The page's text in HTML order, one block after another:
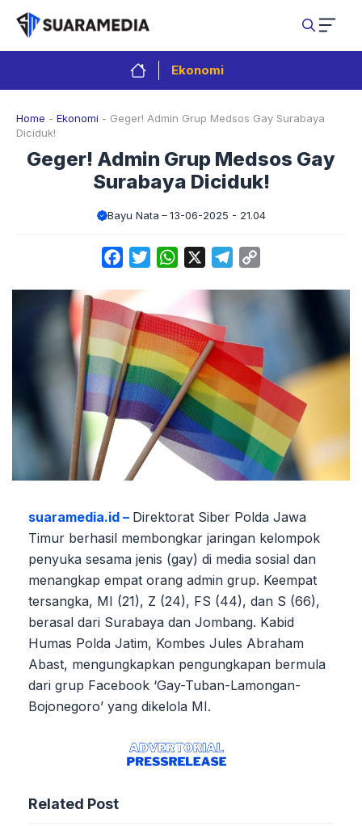
Langsung
isi
Ekonomi
Home - Ekonomi - Geger! Admin Grup Medsos Gay Surabaya
Diciduk!
Geger! Admin Grup Medsos Gay
Surabaya Diciduk!
Bayu Nata 13-06-2025 - 21.04
FacebookTwitterWhatsApp Telegram
suaramedia.id – Direktorat Siber Polda Jawa
Timur berhasil membongkar jaringan kelompok
penyuka sesama jenis (gay) di media sosial dan
menangkap empat orang admin grup. Keempat
tersangka, MI (21), Z (24), FS (44), dan S (66),
berasal dari Surabaya dan Jombang. Kabid
Humas Polda Jatim, Kombes Jules Abraham
Abast, mengungkapkan pengungkapan bermula
dari grup Facebook ‘Gay-Tuban-Lamongan-
Bojonegoro’ yang dikelola MI.
Related Post